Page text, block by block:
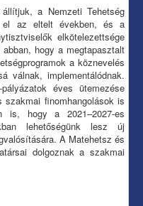
a Nemzeti Tehetség
el az eltelt években, és a
elkötelezettsége
hogy a megtapasztalt
a köznevelés
válnak, implementálódnak.
éves ütemezése
finomhangolások is
is, hogy a 2021–2027-es
lehetőségünk lesz új
A Matehetsz és
dolgoznak a szakmai